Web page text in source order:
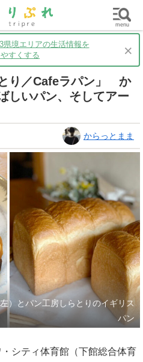
メ 買い物 子育て
県境エリアの生活情報を
すくする
×
り／Cafeラパン」 か
しいパン、そしてアー
からっとまま
）とパン工房しらとりのイギリス
パン
シティ体育館（下館総合体育
menu